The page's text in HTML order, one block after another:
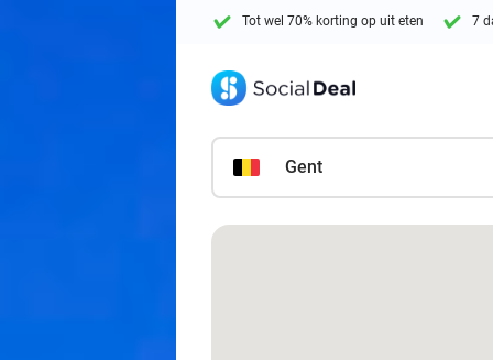
Tot wel 70% korting op uit eten 7
Gent